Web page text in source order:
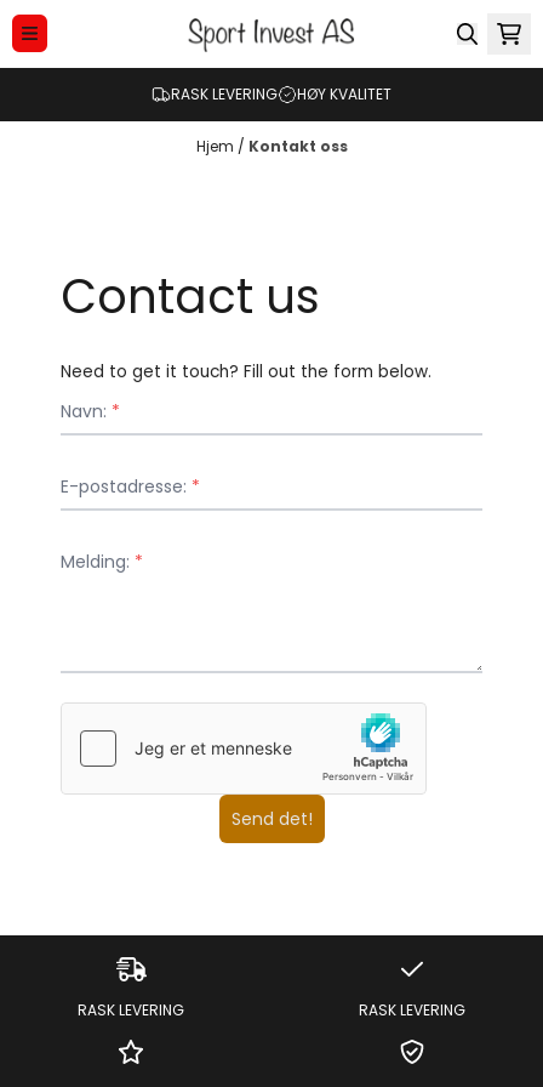
Hopp til innhold
RASK LEVERING HØY KVALITET
Hjem / Kontakt oss
Contact us
Need to get it touch? Fill out the form below.
Navn: *
E-postadresse: *
Melding: *
Send det!
RASK LEVERING RASK LEVERING